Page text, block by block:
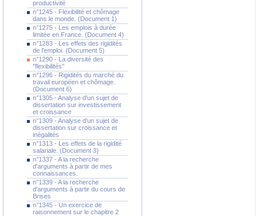
productivité
n°1245 - Flexibilité et chômage
dans le monde. (Document 1)
n°1275 - Les emplois à durée
limitée en France. (Document 4)
n°1283 - Les effets des rigidités
de l'emploi. (Document 5)
n°1290 - La diversité des
"flexibilités"
n°1296 - Rigidités du marché du
travail européen et chômage.
(Document 6)
n°1305 - Analyse d'un sujet de
dissertation sur investissement
et croissance
n°1309 - Analyse d'un sujet de
dissertation sur croissance et
inégalités
n°1313 - Les effets de la rigidité
salariale. (Document 3)
n°1337 - A la recherche
d'arguments à partir de mes
connaissances.
n°1339 - A la recherche
d'arguments à partir du cours de
Brises
n°1345 - Un exercice de
raisonnement sur le chapitre 2